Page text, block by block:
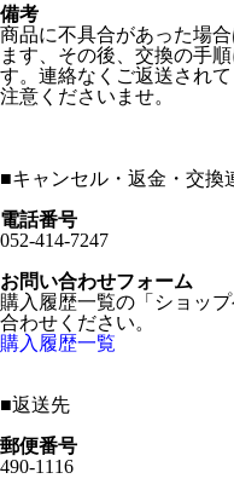
備考
商品に不具合があった場
ます、その後、交換の手
す。連絡なくご返送され
注意くださいませ。
■キャンセル・返金・交換
電話番号
052-414-7247
お問い合わせフォーム
購入履歴一覧の「ショッ
合わせください。
購入履歴一覧
■返送先
郵便番号
490-1116